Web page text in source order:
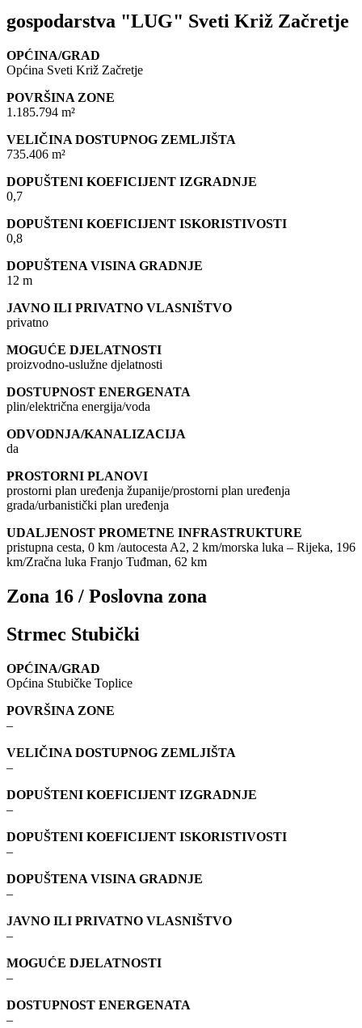
gospodarstva "LUG" Sveti Križ Začretje
OPĆINA/GRAD
Općina Sveti Križ Začretje
POVRŠINA ZONE
1.185.794 m²
VELIČINA DOSTUPNOG ZEMLJIŠTA
735.406 m²
DOPUŠTENI KOEFICIJENT IZGRADNJE
0,7
DOPUŠTENI KOEFICIJENT ISKORISTIVOSTI
0,8
DOPUŠTENA VISINA GRADNJE
12 m
JAVNO ILI PRIVATNO VLASNIŠTVO
privatno
MOGUĆE DJELATNOSTI
proizvodno-uslužne djelatnosti
DOSTUPNOST ENERGENATA
plin/električna energija/voda
ODVODNJA/KANALIZACIJA
da
PROSTORNI PLANOVI
prostorni plan uređenja županije/prostorni plan uređenja
grada/urbanistički plan uređenja
UDALJENOST PROMETNE INFRASTRUKTURE
pristupna cesta, 0 km /autocesta A2, 2 km/morska luka – Rijeka, 196
km/Zračna luka Franjo Tuđman, 62 km
Zona 16 / Poslovna zona
Strmec Stubički
OPĆINA/GRAD
Općina Stubičke Toplice
POVRŠINA ZONE
–
VELIČINA DOSTUPNOG ZEMLJIŠTA
–
DOPUŠTENI KOEFICIJENT IZGRADNJE
–
DOPUŠTENI KOEFICIJENT ISKORISTIVOSTI
–
DOPUŠTENA VISINA GRADNJE
–
JAVNO ILI PRIVATNO VLASNIŠTVO
–
MOGUĆE DJELATNOSTI
–
DOSTUPNOST ENERGENATA
–